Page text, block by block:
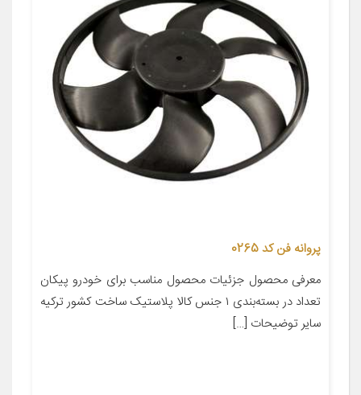
پروانه فن کد 0265
معرفی محصول جزئیات محصول مناسب برای خودرو پیکان
تعداد در بسته‌بندی ۱ جنس کالا پلاستیک ساخت کشور ترکیه
سایر توضیحات […]